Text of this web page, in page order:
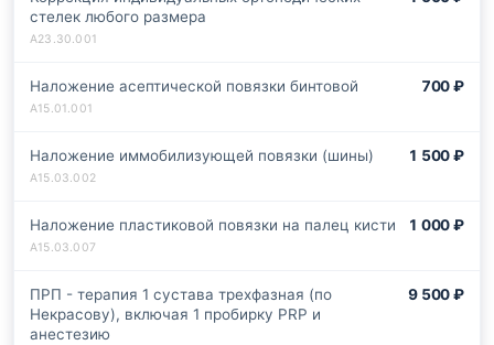
стелек любого размера
Наложение асептической повязки бинтовой 700 ₽
Наложение иммобилизующей повязки (шины) 1 500 ₽
Наложение пластиковой повязки на палец кисти 1 000 ₽
ПРП - терапия 1 сустава трехфазная (по
Некрасову), включая 1 пробирку PRP и
анестезию
9 500 ₽